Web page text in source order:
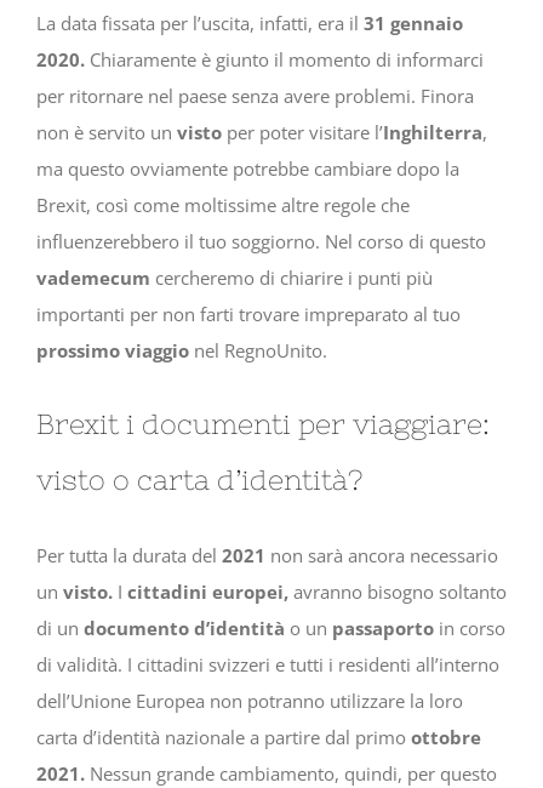
La data fissata per l’uscita, infatti, era il 31 gennaio
2020. Chiaramente è giunto il momento di informarci
per ritornare nel paese senza avere problemi. Finora
non è servito un visto per poter visitare l’Inghilterra,
ma questo ovviamente potrebbe cambiare dopo la
Brexit, così come moltissime altre regole che
influenzerebbero il tuo soggiorno. Nel corso di questo
vademecum cercheremo di chiarire i punti più
importanti per non farti trovare impreparato al tuo
prossimo viaggio nel RegnoUnito.
Brexit i documenti per viaggiare:
visto o carta d’identità?
Per tutta la durata del 2021 non sarà ancora necessario
un visto. I cittadini europei, avranno bisogno soltanto
di un documento d’identità o un passaporto in corso
di validità. I cittadini svizzeri e tutti i residenti all’interno
dell’Unione Europea non potranno utilizzare la loro
carta d’identità nazionale a partire dal primo ottobre
2021. Nessun grande cambiamento, quindi, per questo